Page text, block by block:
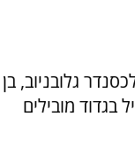
גלובניוב, בן
בגדוד מובילים